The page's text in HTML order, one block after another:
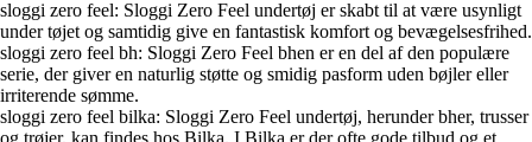
sloggi zero feel: Sloggi Zero Feel undertøj er skabt til at være usynligt
under tøjet og samtidig give en fantastisk komfort og bevægelsesfrihed.
sloggi zero feel bh: Sloggi Zero Feel bhen er en del af den populære
serie, der giver en naturlig støtte og smidig pasform uden bøjler eller
irriterende sømme.
sloggi zero feel bilka: Sloggi Zero Feel undertøj, herunder bher, trusser
og trøjer, kan findes hos Bilka. I Bilka er der ofte gode tilbud og et